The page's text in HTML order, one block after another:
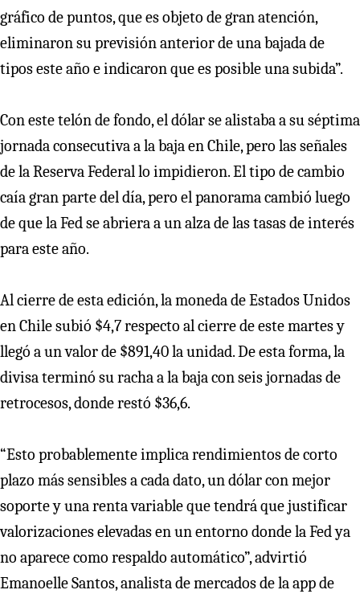
gráfico de puntos, que es objeto de gran atención,
eliminaron su previsión anterior de una bajada de
tipos este año e indicaron que es posible una subida”.
Con este telón de fondo, el dólar se alistaba a su séptima
jornada consecutiva a la baja en Chile, pero las señales
de la Reserva Federal lo impidieron. El tipo de cambio
caía gran parte del día, pero el panorama cambió luego
de que la Fed se abriera a un alza de las tasas de interés
para este año.
Al cierre de esta edición, la moneda de Estados Unidos
en Chile subió $4,7 respecto al cierre de este martes y
llegó a un valor de $891,40 la unidad. De esta forma, la
divisa terminó su racha a la baja con seis jornadas de
retrocesos, donde restó $36,6.
“Esto probablemente implica rendimientos de corto
plazo más sensibles a cada dato, un dólar con mejor
soporte y una renta variable que tendrá que justificar
valorizaciones elevadas en un entorno donde la Fed ya
no aparece como respaldo automático”, advirtió
Emanoelle Santos, analista de mercados de la app de